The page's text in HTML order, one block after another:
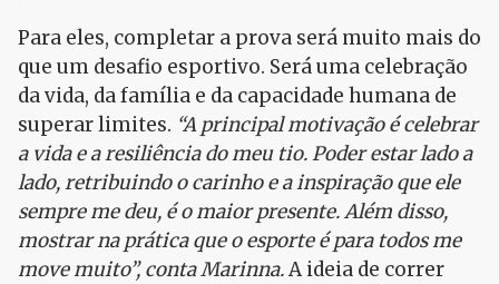
Para eles, completar a prova será muito mais do
que um desafio esportivo. Será uma celebração
da vida, da família e da capacidade humana de
superar limites. “A principal motivação é celebrar
a vida e a resiliência do meu tio. Poder estar lado a
lado, retribuindo o carinho e a inspiração que ele
sempre me deu, é o maior presente. Além disso,
mostrar na prática que o esporte é para todos me
move muito”, conta Marinna.A ideia de correr